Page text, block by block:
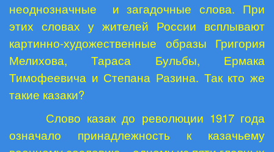
неоднозначные
и загадочные слова. При
этих словах у жителей России всплывают
картинно-художественные образы Григория
Мелихова, Тараса Бульбы, Ермака
Тимофеевича и Степана Разина. Так кто же
такие казаки?
Слово казак до революции 1917 года
означало принадлежность к казачьему